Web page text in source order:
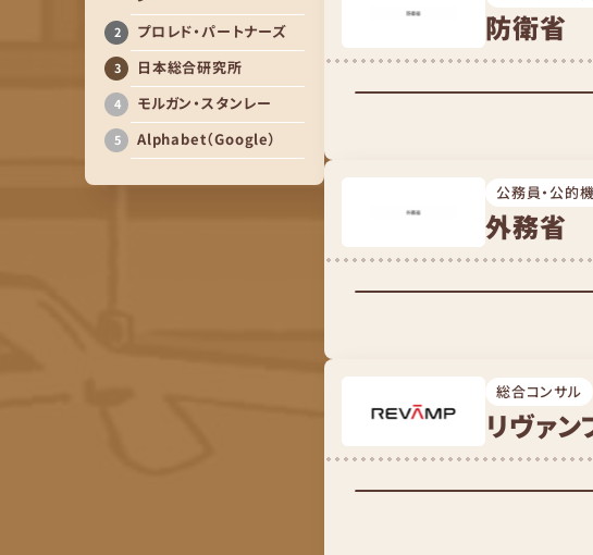
プロレド・パートナーズ
日本総合研究所
モルガン・スタンレー
Alphabet（Google）
防衛省
公務員・公的
外務省
総合コンサル
リヴァン